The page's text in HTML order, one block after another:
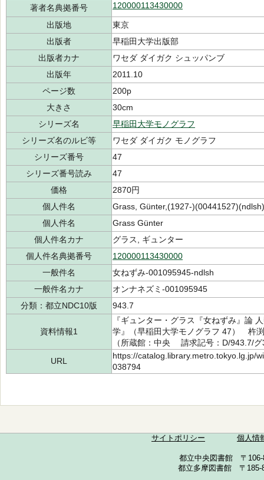
著者名典拠番号
120000113430000
出版地
東京
出版者
早稲田大学出版部
出版者カナ
ワセダ ダイガク シュッパンブ
出版年
2011.10
ページ数
200p
大きさ
30cm
シリーズ名
早稲田大学モノグラフ
シリーズ名のルビ等
ワセダ ダイガク モノグラフ
シリーズ番号
47
シリーズ番号読み
47
価格
2870円
個人件名
Grass, Günter,(1927-)(00441527)(ndlsh)
個人件名
Grass Günter
個人件名カナ
グラス, ギュンター
個人件名典拠番号
120000113430000
一般件名
女ねずみ-001095945-ndlsh
一般件名カナ
オンナネズミ-001095945
分類：都立NDC10版
943.7
資料情報1
『ギュンター・グラス『女ねずみ』論
学』（早稲田大学モノグラフ 47）
（所蔵館：中央 請求記号：D/943.7/
URL
https://catalog.library.metro.tokyo.lg.jp/
038794
サイトポリシー 個人情
都立中央図書館 〒
都立多摩図書館 〒185-